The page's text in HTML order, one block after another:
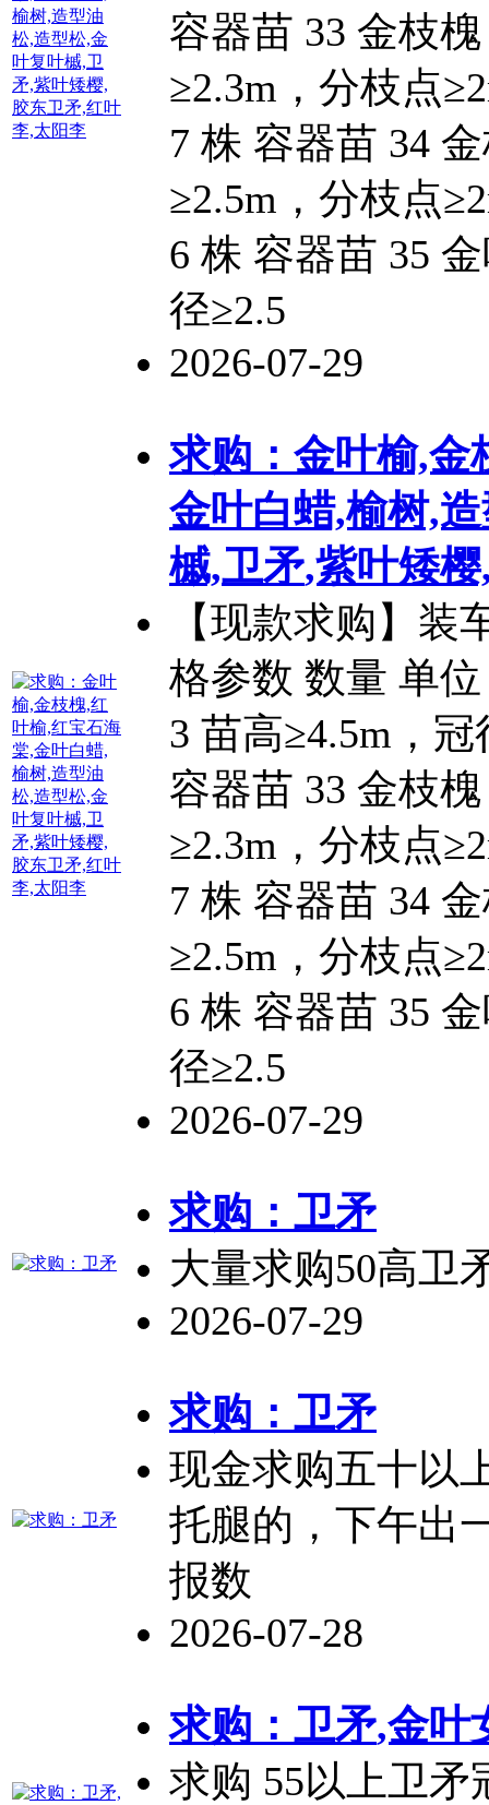
容器苗 33 金枝
≥2.3m，分枝点
7 株 容器苗 34
≥2.5m，分枝点
6 株 容器苗 35
径≥2.5
2026-07-29
求购：金叶榆,金
金叶白蜡,榆树,
槭,卫矛,紫叶矮
【现款求购】装
格参数 数量 单
3 苗高≥4.5m，
容器苗 33 金枝
≥2.3m，分枝点
7 株 容器苗 34
≥2.5m，分枝点
6 株 容器苗 35
径≥2.5
2026-07-29
求购： 卫矛
大量求购50高卫
2026-07-29
求购： 卫矛
现金求购五十以
托腿的，下午出
报数
2026-07-28
求购： 卫矛,金叶
求购 55以上 卫矛